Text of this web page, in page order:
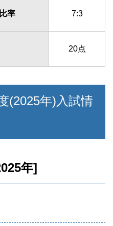
率 7:3
20点
(2025年)入試情
年]